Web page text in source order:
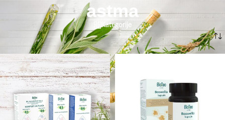
astma
Kategorije
Proizvod označen „astma“